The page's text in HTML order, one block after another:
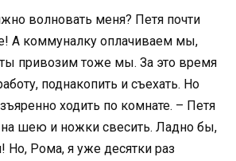
волновать меня? Петя почти
А коммуналку оплачиваем мы,
привозим тоже мы. За это время
поднакопить и съехать. Но
ходить по комнате. – Петя
шею и ножки свесить. Ладно бы,
Но, Рома, я уже десятки раз